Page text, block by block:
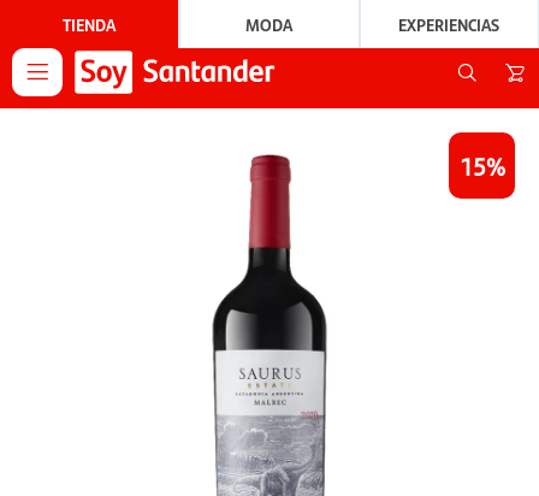
TIENDA MODA EXPERIENCIAS

15